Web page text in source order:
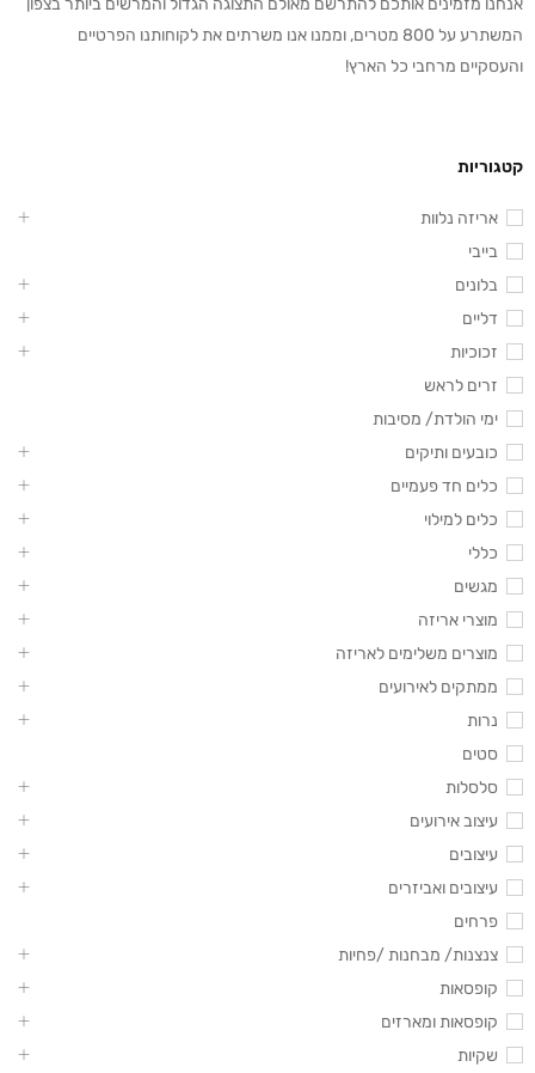
אנחנו מזמינים אותכם להתרשם מאולם התצוגה הגדול והמרשים ביותר בצפון
המשתרע על 800 מטרים, וממנו אנו משרתים את לקוחותנו הפרטיים
והעסקיים מרחבי כל הארץ!
קטגוריות
אריזה נלוות
בייבי
בלונים
דליים
זכוכיות
זרים לראש
ימי הולדת/ מסיבות
כובעים ותיקים
כלים חד פעמיים
כלים למילוי
כללי
מגשים
מוצרי אריזה
מוצרים משלימים לאריזה
ממתקים לאירועים
נרות
סטים
סלסלות
עיצוב אירועים
עיצובים
עיצובים ואביזרים
פרחים
צנצנות/ מבחנות /פחיות
קופסאות
קופסאות ומארזים
שקיות